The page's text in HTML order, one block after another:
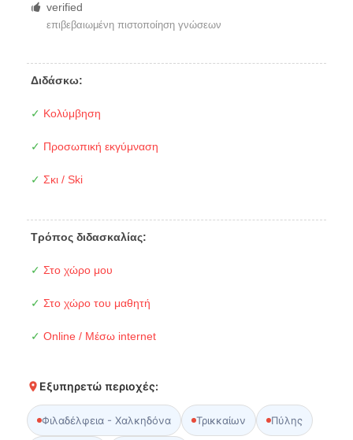
verified
επιβεβαιωμένη πιστοποίηση γνώσεων
Διδάσκω:
✓ Κολύμβηση
✓ Προσωπική εκγύμναση
✓ Σκι / Ski
Τρόπος διδασκαλίας:
✓ Στο χώρο μου
✓ Στο χώρο του μαθητή
✓ Online / Μέσω internet
Εξυπηρετώ περιοχές:
Φιλαδέλφεια - Χαλκηδόνα Τρικκαίων Πύλης